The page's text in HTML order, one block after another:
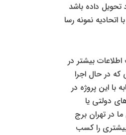
تحویل داده باشد
نمونه رسا
بیشتر در
که در حال اجرا
با این پروژه در
دولتی یا
در تهران برج
را کسب